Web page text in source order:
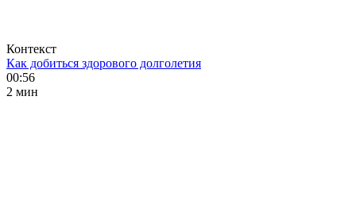
Контекст
Как добиться здорового долголетия
00:56
2 мин